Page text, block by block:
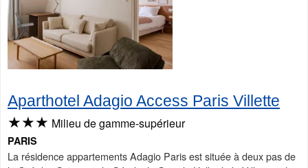
Aparthotel Adagio Access Paris Villette
★★★ Milieu de gamme-supérieur
PARIS
La résidence appartements Adagio Paris est située à deux pas de